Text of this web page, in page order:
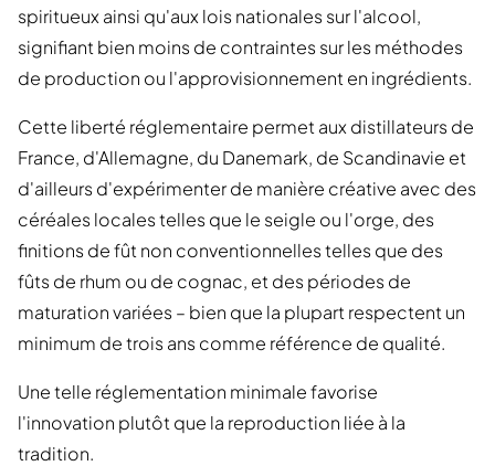
spiritueux ainsi qu'aux lois nationales sur l'alcool,
signifiant bien moins de contraintes sur les méthodes
de production ou l'approvisionnement en ingrédients.
Cette liberté réglementaire permet aux distillateurs de
France, d'Allemagne, du Danemark, de Scandinavie et
d'ailleurs d'expérimenter de manière créative avec des
céréales locales telles que le seigle ou l'orge, des
finitions de fût non conventionnelles telles que des
fûts de rhum ou de cognac, et des périodes de
maturation variées – bien que la plupart respectent un
minimum de trois ans comme référence de qualité.
Une telle réglementation minimale favorise
l'innovation plutôt que la reproduction liée à la
tradition.